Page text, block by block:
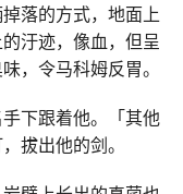
落的方式，地面上
汙迹，像血，但呈
，令马科姆反胃。
下跟着他。「其他
拔出他的剑。